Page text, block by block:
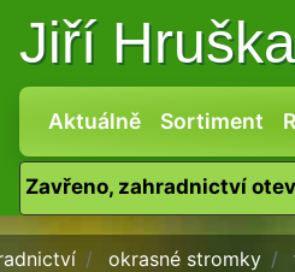
Jiří Hruška
Aktuálně Sortiment
Zavřeno, zahradnictví
okrasné stromky